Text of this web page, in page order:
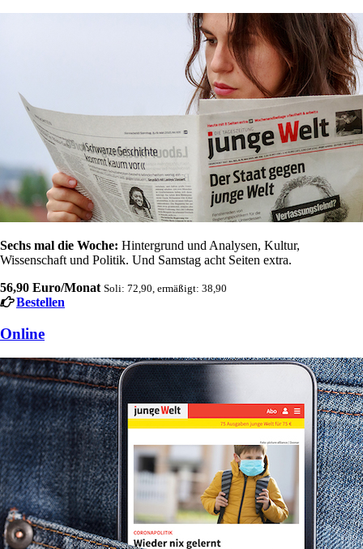
Sechs mal die Woche: Hintergrund und Analysen, Kultur,
Wissenschaft und Politik. Und Samstag acht Seiten extra.
56,90 Euro/Monat Soli: 72,90, ermäßigt: 38,90
Bestellen
Online